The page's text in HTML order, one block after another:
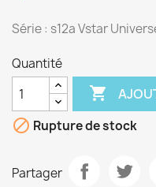
Série : s12a Vstar
Quantité

 Rupture de stock
Partager